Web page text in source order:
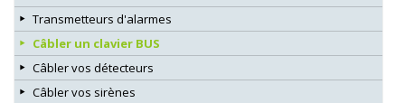
Transmetteurs d'alarmes
Câbler un clavier BUS
Câbler vos détecteurs
Câbler vos sirènes